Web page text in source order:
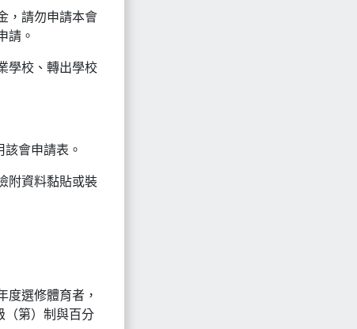
，請勿申請本會
請。
學校、轉出學校
會申請表。
附資料黏貼或裝
度選修體育者，
（第）制與百分